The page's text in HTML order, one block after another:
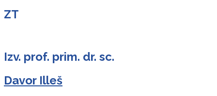
ZT
Izv. prof. prim. dr. sc.
Davor Illeš